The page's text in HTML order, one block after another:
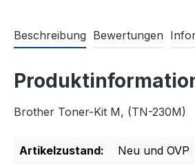
Beschreibung Bewertungen
Brother Toner-Kit M, (TN-230M)
Artikelzustand:
Neu und OVP